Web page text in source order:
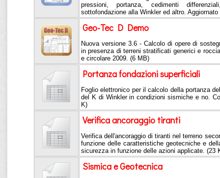
pressioni, portanza, cedimenti
sottofondazione alla Winkler ed altro.
Geo-Tec D Demo
Nuova versione 3.6 - Calcolo di opere di
in presenza di terreni stratificati generici e
e circolare 2009. (6 MB)
Portanza fondazioni superficiali
Foglio elettronico per il calcolo della portanza
del K di Winkler in condizioni sismiche e no.
K)
Verifica ancoraggio tiranti
Verifica dell'ancoraggio di tiranti nel terreno
funzione delle caratteristiche geotecniche e
sicurezza in funzione delle azioni applicate. (23
Sismica e Geotecnica